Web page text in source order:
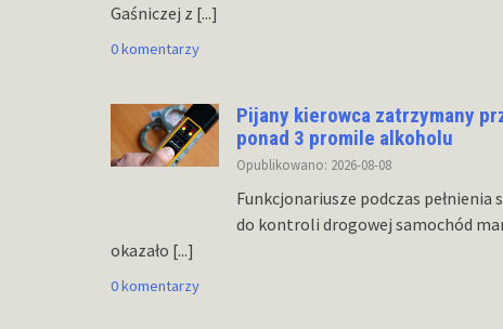
Gaśniczej z [...]
0 komentarzy
Pijany kierowca zatrzymany
ponad 3 promile alkoholu
Opublikowano: 2026-08-08
Funkcjonariusze podczas
do kontroli drogowej samochód
okazało [...]
0 komentarzy